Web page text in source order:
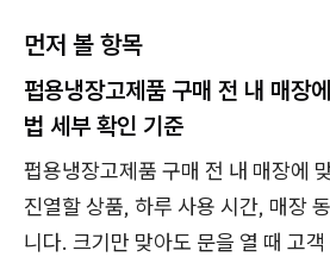
먼저 볼 항목
펍용냉장고제품 구매 전 내 매장
법 세부 확인 기준
펍용냉장고제품 구매 전 내 매장에
진열할 상품, 하루 사용 시간, 매장
니다. 크기만 맞아도 문을 열 때 고